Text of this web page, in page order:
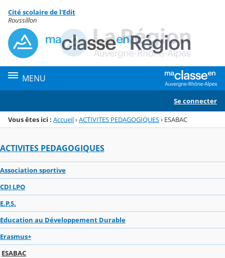
Menu de la rubrique
Contenu
Cité scolaire de l'Edit
Roussillon
MENU
Se connecter
Vous êtes ici : Accueil›ACTIVITES PEDAGOGIQUES› ESABAC
ACTIVITES PEDAGOGIQUES
Association sportive
CDI LPO
E.P.S.
Education au Développement Durable
Erasmus+
ESABAC